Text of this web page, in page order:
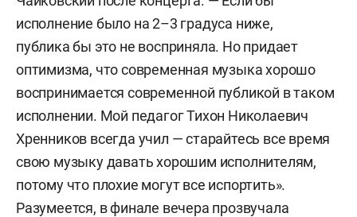
исполнение было на 2–3 градуса ниже,
публика бы это не восприняла. Но придает
оптимизма, что современная музыка хорошо
воспринимается современной публикой в таком
исполнении. Мой педагог Тихон Николаевич
Хренников всегда учил — старайтесь все время
свою музыку давать хорошим исполнителям,
потому что плохие могут все испортить».
Разумеется, в финале вечера прозвучала